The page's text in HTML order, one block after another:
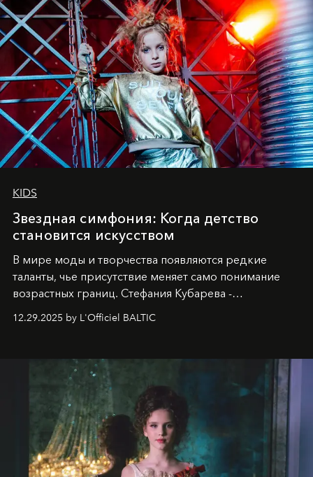
KIDS
Звездная симфония: Когда детство
становится искусством
В мире моды и творчества появляются редкие
таланты, чье присутствие меняет само понимание
возрастных границ. Стефания Кубарева -
харизмы, чье имя уже украшает обложки
2025
и LUXIA June 2025, представляет собой
уникальное явление современной культуры.
12.29.2025 by L'Officiel BALTIC